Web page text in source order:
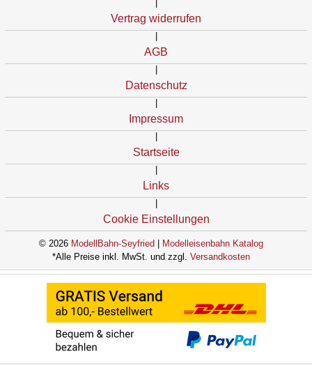
Vertrag widerrufen
AGB
Datenschutz
Impressum
Startseite
Links
Cookie Einstellungen
© 2026 ModellBahn-Seyfried
Modelleisenbahn Katalog
*Alle Preise inkl. MwSt. und zzgl. Versandkosten